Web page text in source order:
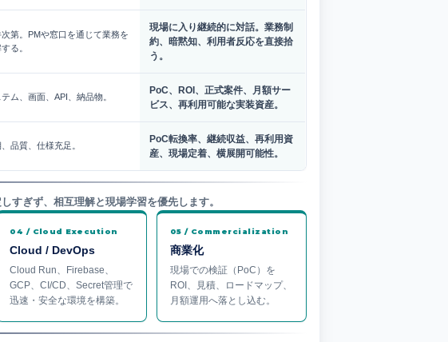
第。PMや窓口を通じて業務を
る。
現場に入り継続的に対話。業務制
約、暗黙知、利用者反応を直接拾
う。
テム、画面、API、納品物。
PoC、ROI、正式案件、月額サー
ビス、再利用可能な実装資産。
品質、仕様充足。
PoC転換率、継続収益、再利用資
産、現場定着、横展開可能性。
すぎず、相互理解と現場学習を優先します。
04 / Cloud Execution
Cloud / DevOps
Cloud Run、Firebase、
GCP、CI/CD、Secret管理で
迅速・安全な環境を構築。
05 / Commercialization
商業化
現場での検証（PoC）を
ROI、見積、ロードマップ、
月額運用へ落とし込む。